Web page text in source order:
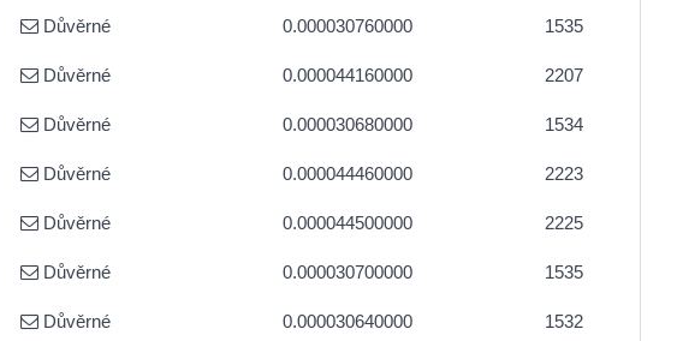
Důvěrné 0.000030760000 1535
Důvěrné 0.000044160000 2207
Důvěrné 0.000030680000 1534
Důvěrné 0.000044460000 2223
Důvěrné 0.000044500000 2225
Důvěrné 0.000030700000 1535
Důvěrné 0.000030640000 1532